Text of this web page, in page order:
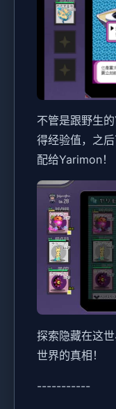
不管是跟野生
得经验值，之
配给Yarimon！
探索隐藏在这
世界的真相！
-----------